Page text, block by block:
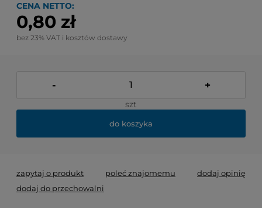
CENA NETTO:
0,80 zł
bez 23% VAT i kosztów dostawy
- +
szt
do koszyka
zapytaj o produkt poleć znajomemu
dodaj opinię
dodaj do przechowalni